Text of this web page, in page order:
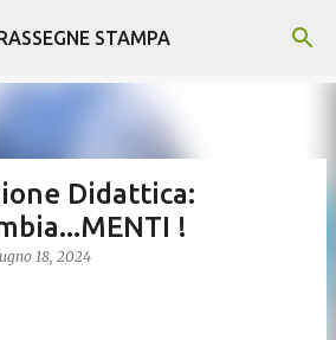
ai contenuti principali
STAMPA
Didattica:
!
18, 2024